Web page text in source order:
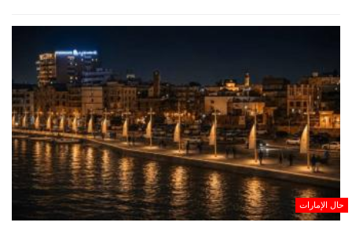
حال الإمارات